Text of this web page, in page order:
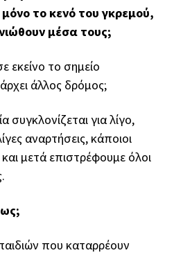
το κενό του γκρεμού,
μέσα τους;
εκείνο το σημείο
άλλος δρόμος;
συγκλονίζεται για λίγο,
αναρτήσεις, κάποιοι
μετά επιστρέφουμε όλοι
που καταρρέουν